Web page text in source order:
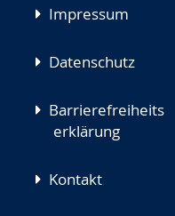
Impressum
Datenschutz
Barrierefreiheits
erklärung
Kontakt